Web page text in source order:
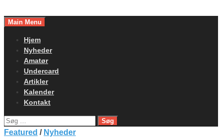
toMain Menu
Hjem
Nyheder
Amatør
Undercard
Artikler
Kalender
Kontakt
Søg
efter:
Featured / Nyheder